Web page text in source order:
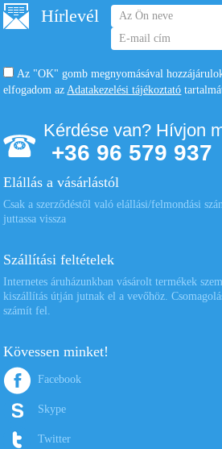
Hírlevél
Az "OK" gomb megnyomásával
elfogadom az Adatakezelési tájékoztató
Kérdése van? Hívjon
+36 96 579 937
Elállás a vásárlástól
Csak a szerződéstől való elállási/felmondási
juttassa vissza
Szállítási feltételek
Internetes áruházunkban vásárolt termékek
kiszállítás útján jutnak el a vevőhöz.
számít fel.
Kövessen minket!
Facebook
Skype
Twitter